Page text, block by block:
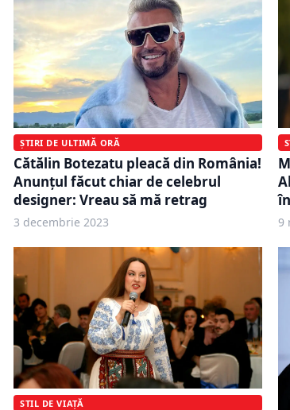
ȘTIRI DE ULTIMĂ ORĂ
Cătălin Botezatu pleacă din România!
Anunțul făcut chiar de celebrul
designer: Vreau să mă retrag
3 decembrie 2023 9
STIL DE VIAȚĂ